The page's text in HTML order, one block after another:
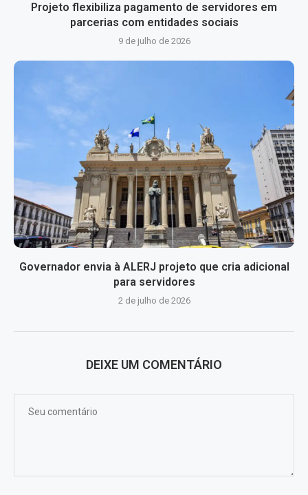
Projeto flexibiliza pagamento de servidores em
parcerias com entidades sociais
9 de julho de 2026
Governador envia à ALERJ projeto que cria adicional
para servidores
2 de julho de 2026
DEIXE UM COMENTÁRIO